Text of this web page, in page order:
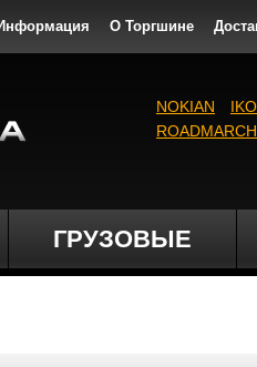
О Торгшине
ГРУЗОВЫЕ
NOKIAN
ROADMARCH